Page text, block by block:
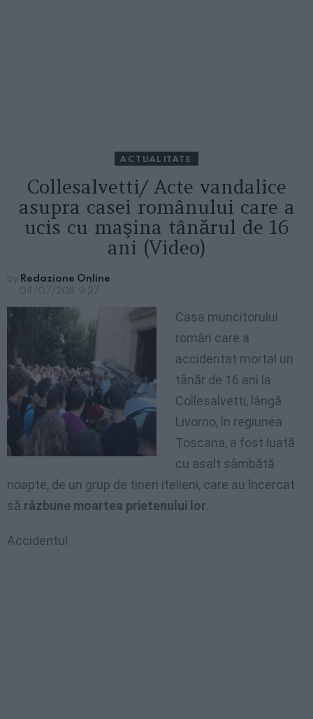
ACTUALITATE
Collesalvetti/ Acte vandalice
asupra casei românului care a
ucis cu maşina tânărul de 16
ani (Video)
by Redazione Online
04/07/2011, 9:27
Casa muncitorului
român care a
accidentat mortal un
tânăr de 16 ani la
Collesalvetti, lângă
Livorno, în regiunea
Toscana, a fost luată
cu asalt sâmbătă
noapte, de un grup de tineri itelieni, care au încercat
să răzbune moartea prietenului lor.
Accidentul